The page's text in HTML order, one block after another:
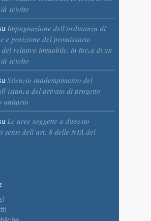
sciolto
Impugnazione dell’ordinanza di
e posizione del promissario
relativo immobile, in forza di un
sciolto
Silenzio-inadempimento del
del privato di progetto
unitario
Le aree soggette a dissesto
sensi dell’art. 8 delle NTA del